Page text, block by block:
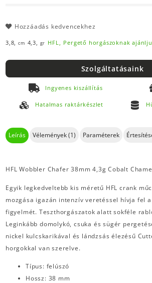
Hozzáadás kedvencekhez
3,8, cm 4,3, gr HFL, Pergető horgászoknak
Szolgáltatásaink
Ingyenes kiszállítás
Hatalmas raktárkészlet
Leírás Vélemények (1) Paraméterek
HFL Wobbler Chafer 38mm 4,3g Cobalt
Egyik legkedveltebb kis méretű HFL crank
mozgása igazán intenzív veretéssel hívja fel
figyelmét. Teszthorgászatok alatt sokféle
Leginkább domolykó, csuka és sügér
nickel kulcskarikával és lándzsás élezésű
horgokkal van szerelve.
Típus: felúszó
Hossz: 38 mm